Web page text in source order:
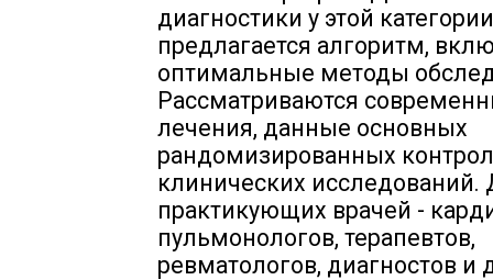
диагностики у этой
предлагается алгоритм,
оптимальные методы
Рассматриваются
лечения, данные основных
рандомизированных
клинических исследований.
практикующих врачей -
пульмонологов, терапевтов,
ревматологов, диагностов и